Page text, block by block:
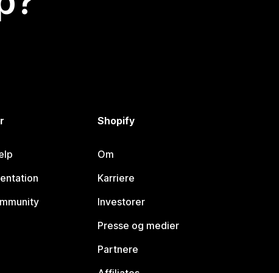
Shopify
Om
Karriere
Investorer
Presse og medier
Partnere